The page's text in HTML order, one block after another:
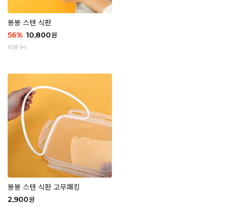
봉봉 스텐 식판
56% 10,800원
리뷰 94
봉봉 스텐 식판 고무패킹
2,900원